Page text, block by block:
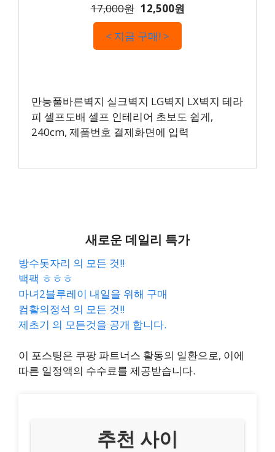
17,000원 12,500원
< 지금 구매! >
만능풀바른벽지 실크벽지 LG벽지 LX벽지 테라
피 셀프도배 셀프 인테리어 초보도 쉽게,
240cm, 제품번호 결제화면에 입력
새로운 데일리 특가
방수돗자리 의 모든 것!!
백팩 ㅎㅎㅎ
마녀2블루레이 내일을 위해 구매
컴활의정석 의 모든 것!!
제초기 의 모든것을 공개 합니다.
이 포스팅은 쿠팡 파트너스 활동의 일환으로, 이에
따른 일정액의 수수료를 제공받습니다.
추천 사이